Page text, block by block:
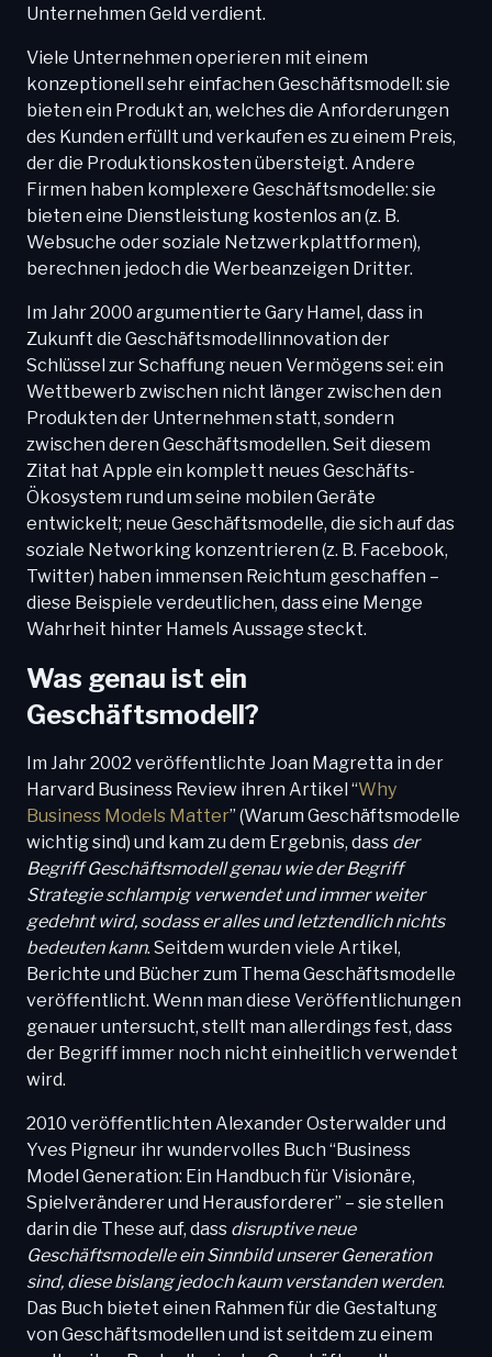
Unternehmen Geld verdient.
Viele Unternehmen operieren mit einem
konzeptionell sehr einfachen Geschäftsmodell: sie
bieten ein Produkt an, welches die Anforderungen
des Kunden erfüllt und verkaufen es zu einem Preis,
der die Produktionskosten übersteigt. Andere
Firmen haben komplexere Geschäftsmodelle: sie
bieten eine Dienstleistung kostenlos an (z. B.
Websuche oder soziale Netzwerkplattformen),
berechnen jedoch die Werbeanzeigen Dritter.
Im Jahr 2000 argumentierte Gary Hamel, dass in
Zukunft die Geschäftsmodellinnovation der
Schlüssel zur Schaffung neuen Vermögens sei: ein
Wettbewerb zwischen nicht länger zwischen den
Produkten der Unternehmen statt, sondern
zwischen deren Geschäftsmodellen. Seit diesem
Zitat hat Apple ein komplett neues Geschäfts-
Ökosystem rund um seine mobilen Geräte
entwickelt; neue Geschäftsmodelle, die sich auf das
soziale Networking konzentrieren (z. B. Facebook,
Twitter) haben immensen Reichtum geschaffen –
diese Beispiele verdeutlichen, dass eine Menge
Wahrheit hinter Hamels Aussage steckt.
Was genau ist ein
Geschäftsmodell?
Im Jahr 2002 veröffentlichte Joan Magretta in der
Harvard Business Review ihren Artikel “Why
Business Models Matter” (Warum Geschäftsmodelle
wichtig sind) und kam zu dem Ergebnis, dass der
Begriff Geschäftsmodell genau wie der Begriff
Strategie schlampig verwendet und immer weiter
gedehnt wird, sodass er alles und letztendlich nichts
bedeuten kann. Seitdem wurden viele Artikel,
Berichte und Bücher zum Thema Geschäftsmodelle
veröffentlicht. Wenn man diese Veröffentlichungen
genauer untersucht, stellt man allerdings fest, dass
der Begriff immer noch nicht einheitlich verwendet
wird.
2010 veröffentlichten Alexander Osterwalder und
Yves Pigneur ihr wundervolles Buch “Business
Model Generation: Ein Handbuch für Visionäre,
Spielveränderer und Herausforderer” – sie stellen
darin die These auf, dass disruptive neue
Geschäftsmodelle ein Sinnbild unserer Generation
sind, diese bislang jedoch kaum verstanden werden.
Das Buch bietet einen Rahmen für die Gestaltung
von Geschäftsmodellen und ist seitdem zu einem